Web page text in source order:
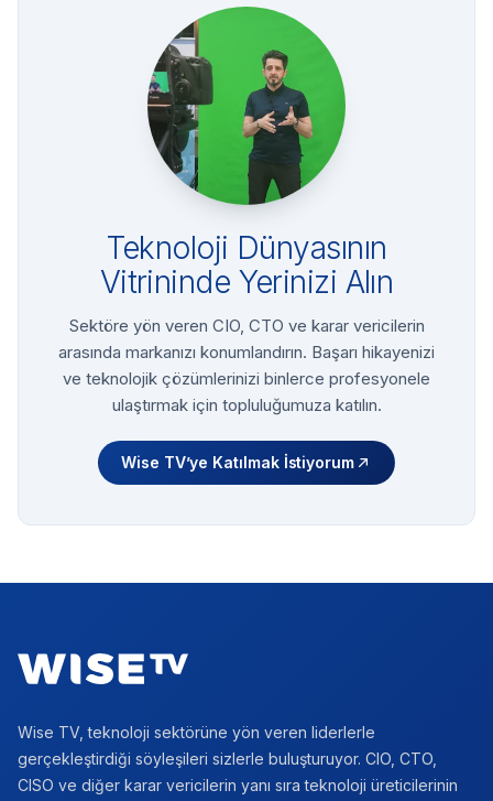
Teknoloji Dünyasının
Vitrininde Yerinizi Alın
Sektöre yön veren CIO, CTO ve karar vericilerin
arasında markanızı konumlandırın. Başarı hikayenizi
ve teknolojik çözümlerinizi binlerce profesyonele
ulaştırmak için topluluğumuza katılın.
Wise TV’ye Katılmak İstiyorum
Wise TV, teknoloji sektörüne yön veren liderlerle
gerçekleştirdiği söyleşileri sizlerle buluşturuyor. CIO, CTO,
CISO ve diğer karar vericilerin yanı sıra teknoloji üreticilerinin